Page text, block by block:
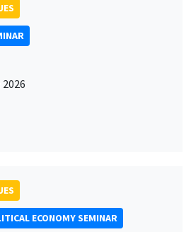
ECONOMY SEMINAR